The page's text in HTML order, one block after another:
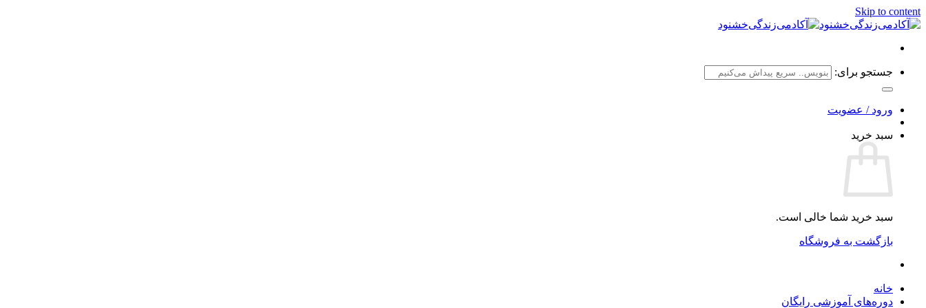
Skip to content
جستجو برای:
ورود / عضویت
سبد خرید
سبد خرید شما خالی است.
بازگشت به فروشگاه
خانه
دوره‌های آموزشی رایگان